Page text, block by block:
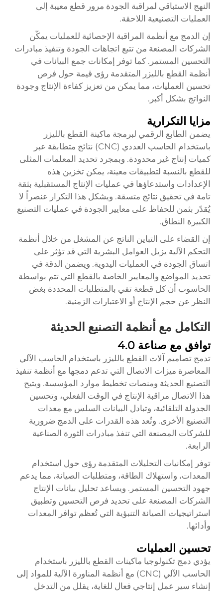
النهج الاستباقي لمراقبة الجودة مرور قطع معيبة إلى
العمليات التصنيعية اللاحقة.
إن الدمج مع أنظمة المراقبة الإحصائية للعمليات يمكّن
الشركات المصنعة من تتبع اتجاهات الجودة وتنفيذ مبادرات
التحسين المستمر. كما توفر إمكانات جمع البيانات في
أنظمة القطع بالليزر المتقدمة رؤى قيمة حول فرص
تحسين العمليات، مما يمكن من تعزيز كفاءة الإنتاج وجودة
النواتج بشكل أكبر.
مزايا التكرارية
يضمن الطابع الرقمي لبرمجة ماكينة القطع بالليزر
باستخدام الحاسب العددي (CNC) نتائج متطابقة عبر
كميات إنتاج غير محدودة. وبمجرد تحديد المعلمات المثلى
للقطع بالنسبة لتطبيقات معينة، يمكن تخزين هذه
الإعدادات واستدعاؤها في عمليات الإنتاج المستقبلية بثقة
تامة في تحقيق نتائج متسقة. ويشكل هذا التكرار عنصراً لا
يُقدّر بثمن للحفاظ على معايير الجودة في عمليات التصنيع
الكبيرة النطاق.
إن القضاء على التباين الناتج عن المشغل من خلال أنظمة
التحكم الآلية يزيل العوامل البشرية التي قد تؤثر على
اتساق الجودة في العمليات اليدوية. ويضمن الدقة في
تحديد المواضع والمعايير الخاصة بالقطع التي تتم بواسطة
الحاسوب أن كل قطعة تفي بالمتطلبات المحددة بغض
النظر عن حجم الإنتاج أو الاعتبارات الزمنية.
التكامل مع أنظمة التصنيع الحديثة
توافق مع صناعة 4.0
تدمج تصاميم آلات القطع بالليزر باستخدام الحاسب الآلي
المعاصرة ميزات الاتصال التي تدعم دمجها مع أنظمة تنفيذ
التصنيع الحديثة ومنصات تخطيط موارد المؤسسة. ويتيح
هذا الاتصال مراقبة الإنتاج في الوقت الفعلي، وتحسين
الجدولة التلقائية، وتبادل البيانات السلس مع معدات
التصنيع الأخرى. وتُعد هذه القدرات على الدمج ضرورية
للشركات المصنعة التي تنفذ مبادرات الثورة الصناعية
الرابعة.
توفر إمكانيات التحليلات المتقدمة رؤى حول استخدام
المعدات، واستهلاك الطاقة، ومتطلبات الصيانة، مما يدعم
جهود التحسين المستمر. ويساعد تحليل بيانات الإنتاج
الشركات المصنعة على تحديد فرص التحسين وتطبيق
استراتيجيات الصيانة التنبؤية التي تُعظم توافر المعدات
وأدائها.
تحسين العمليات
يؤدي دمج تكنولوجيا ماكينات القطع بالليزر باستخدام
الحاسب الآلي (CNC) مع أنظمة المناورة الآلية للمواد إلى
إنشاء سير عمل إنتاجي فعال للغاية، يقلل من التدخل